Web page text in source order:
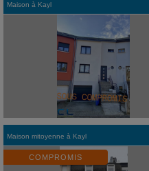
Maison à Kayl
Maison mitoyenne à Kayl
COMPROMIS